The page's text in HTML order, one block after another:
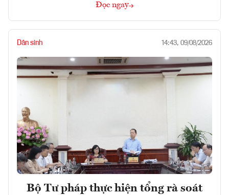
Đọc ngay
Dân sinh 14:43, 09/08/2026
Bộ Tư pháp thực hiện tổng rà soát